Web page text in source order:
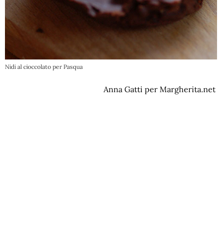
Nidi al cioccolato per Pasqua
Anna Gatti per Margherita.net